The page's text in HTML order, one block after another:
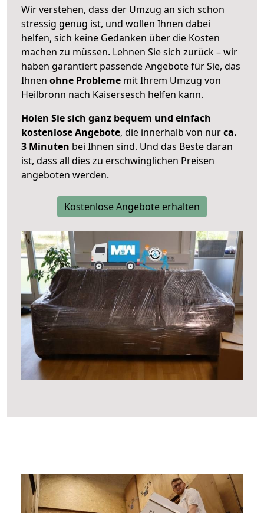
Wir verstehen, dass der Umzug an sich schon
stressig genug ist, und wollen Ihnen dabei
helfen, sich keine Gedanken über die Kosten
machen zu müssen. Lehnen Sie sich zurück – wir
haben garantiert passende Angebote für Sie, das
Ihnen ohne Probleme mit Ihrem Umzug von
Heilbronn nach Kaisersesch helfen kann.
Holen Sie sich ganz bequem und einfach
kostenlose Angebote, die innerhalb von nurca.
3 Minuten bei Ihnen sind. Und das Beste daran
ist, dass all dies zu erschwinglichen Preisen
angeboten werden.
Kostenlose Angebote erhalten